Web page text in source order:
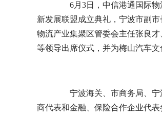
6月3日，中信港通国际物
新发展联盟成立典礼，宁波市副
物流产业集聚区管委会主任张良
等领导出席仪式，并为梅山汽车文
宁波海关、市商务局、宁
商代表和金融、保险合作企业代表